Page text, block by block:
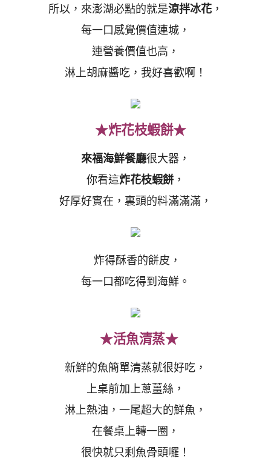
所以，來澎湖必點的就是涼拌冰花 ，
每一口感覺價值連城，
連營養價值也高，
淋上胡麻醬吃，我好喜歡啊！
★炸花枝蝦餅★
來福海鮮餐廳很大器，
你看這炸花枝蝦餅 ，
好厚好實在，裏頭的料滿滿滿，
炸得酥香的餅皮，
每一口都吃得到海鮮。
★活魚清蒸★
新鮮的魚簡單清蒸就很好吃，
上桌前加上蔥薑絲，
淋上熱油，一尾超大的鮮魚，
在餐桌上轉一圈，
很快就只剩魚骨頭囉！